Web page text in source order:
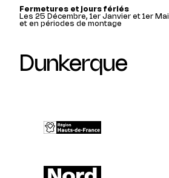
Fermetures et jours fériés
Les 25 Décembre, 1er Janvier et 1er Mai
et en périodes de montage
Dunkerque